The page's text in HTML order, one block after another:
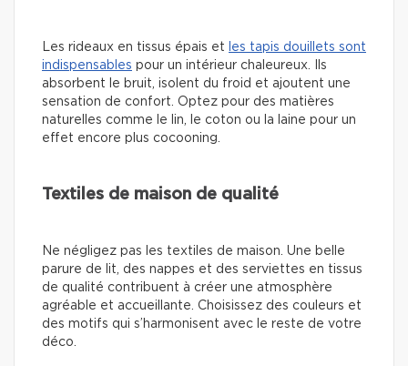
Les rideaux en tissus épais et
les tapis douillets sont
indispensables pour un intérieur chaleureux. Ils
absorbent le bruit, isolent du froid et ajoutent une
sensation de confort. Optez pour des matières
naturelles comme le lin, le coton ou la laine pour un
effet encore plus cocooning.
Textiles de maison de qualité
Ne négligez pas les textiles de maison. Une belle
parure de lit, des nappes et des serviettes en tissus
de qualité contribuent à créer une atmosphère
agréable et accueillante. Choisissez des couleurs et
des motifs qui s’harmonisent avec le reste de votre
déco.